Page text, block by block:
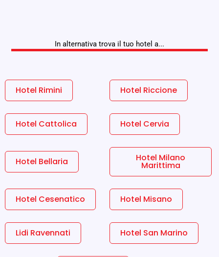
In alternativa trova il tuo hotel a...
Hotel Rimini Hotel Riccione
Hotel Cattolica Hotel Cervia
Hotel Bellaria Hotel Milano
Marittima
Hotel Cesenatico Hotel Misano
Lidi Ravennati Hotel San Marino